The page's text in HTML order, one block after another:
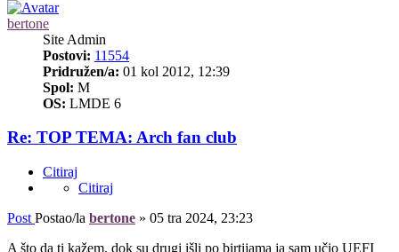
bertone
Site Admin
Postovi: 11554
Pridružen/a: 01 kol 2012, 12:39
Spol: M
OS: LMDE 6
Re: TOP TEMA: Arch fan club
Citiraj
Citiraj
Post Postao/la bertone » 05 tra 2024, 23:23
A što da ti kažem, dok su drugi išli po birtijama ja sam učio UEFI